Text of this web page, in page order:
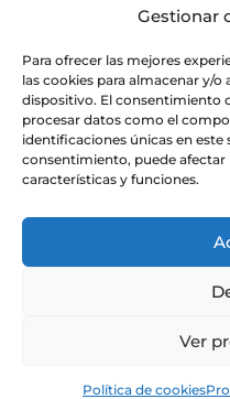
Gestionar
Para ofrecer las mejores
las cookies para almacenar y/
dispositivo. El consentimiento
procesar datos como el
identificaciones únicas en
consentimiento, puede
características y funciones.
Ver
Política de cookies
https://www.iaa.csic.es